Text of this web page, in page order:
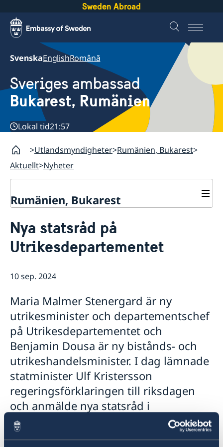
Sweden Abroad
SvenskaEnglishRomână
Sveriges ambassad
Bukarest, Rumänien
Lokal tid21:57
Utlandsmyndigheter Rumänien, Bukarest
Aktuellt Nyheter
Rumänien, Bukarest
Om oss
Ambassadens personal
Business Sweden
Så stöttar vi svenska företag
Team Sweden
Så kan du få stöd
Svenska företag i
Anmäl handelshinder
Aktuellt
Nyheter
Val till riksdagen 2026
Nya statsråd på
Utrikesdepartementet
10 sep. 2024
Maria Malmer Stenergard är ny
utrikesminister och departementschef
på Utrikesdepartementet och
Benjamin Dousa är ny bistånds- och
utrikeshandelsminister. I dag lämnade
statminister Ulf Kristersson
regeringsförklaringen till riksdagen
och anmälde nya statsråd i
regeringen.